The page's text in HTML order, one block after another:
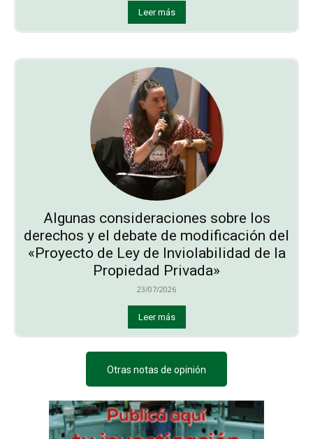
Leer más
Algunas consideraciones sobre los
derechos y el debate de modificación del
«Proyecto de Ley de Inviolabilidad de la
Propiedad Privada»
23/07/2026
Leer más
Otras notas de opinión